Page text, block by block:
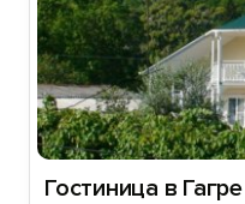
Гостиница в Гагре